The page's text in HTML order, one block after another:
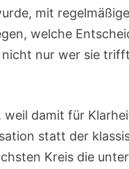
mit
welche
nur wer sie
damit für
statt der
Kreis die